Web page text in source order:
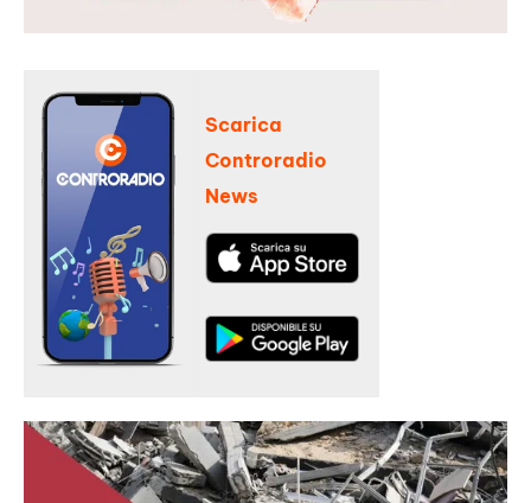
Scarica
Controradio
News